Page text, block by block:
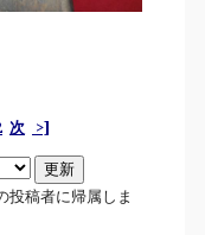
次 >]
投稿者に帰属しま